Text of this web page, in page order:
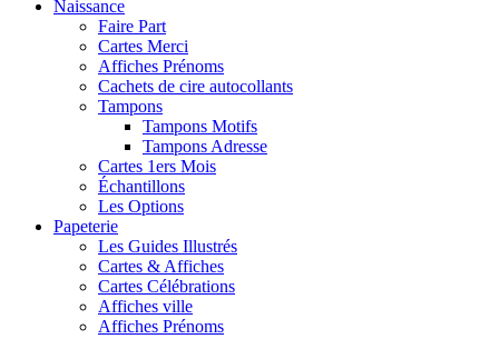
Naissance
Faire Part
Cartes Merci
Affiches Prénoms
Cachets de cire autocollants
Tampons
Tampons Motifs
Tampons Adresse
Cartes 1ers Mois
Échantillons
Les Options
Papeterie
Les Guides Illustrés
Cartes & Affiches
Cartes Célébrations
Affiches ville
Affiches Prénoms